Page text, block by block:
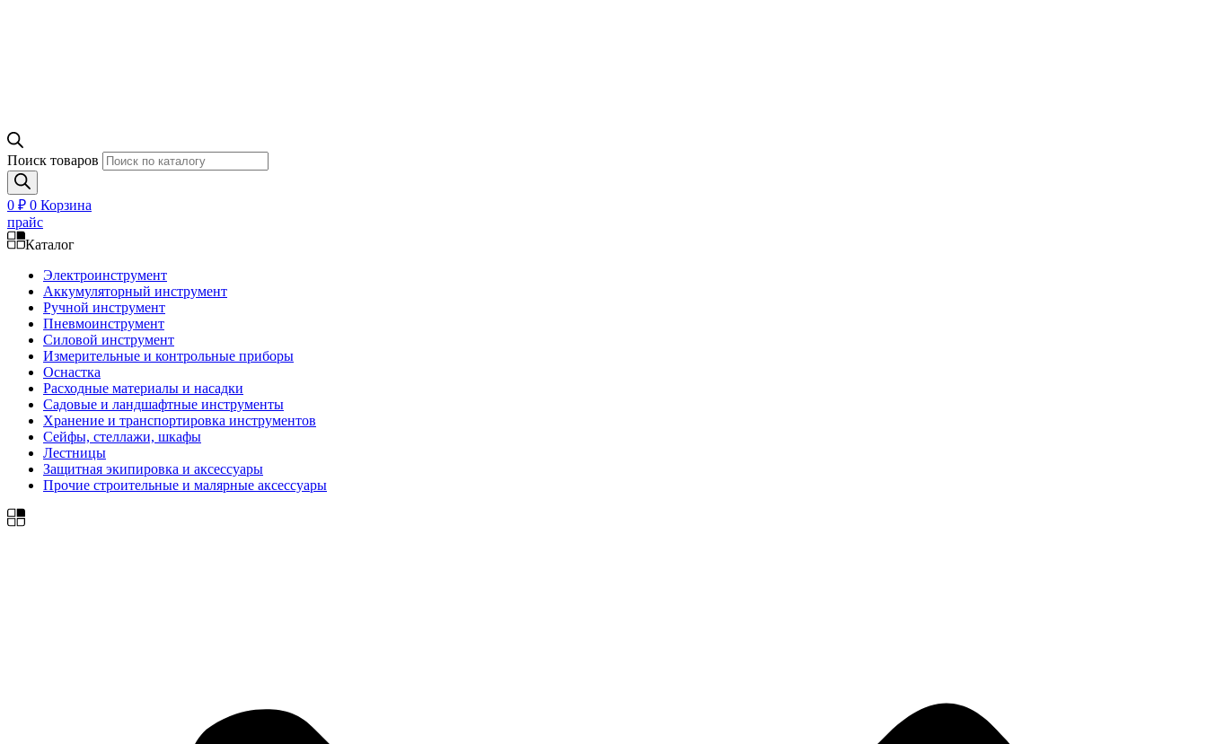
Поиск товаров
0 ₽ 0 Корзина
прайс
Каталог
Электроинструмент
Аккумуляторный инструмент
Ручной инструмент
Пневмоинструмент
Силовой инструмент
Измерительные и контрольные приборы
Оснастка
Расходные материалы и насадки
Садовые и ландшафтные инструменты
Хранение и транспортировка инструментов
Сейфы, стеллажи, шкафы
Лестницы
Защитная экипировка и аксессуары
Прочие строительные и малярные аксессуары